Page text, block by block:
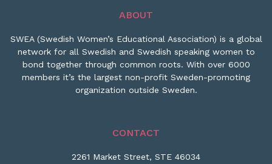
ABOUT
SWEA (Swedish Women’s Educational Association) is a global
network for all Swedish and Swedish speaking women to
bond together through common roots. With over 6000
members it’s the largest non-profit Sweden-promoting
organization outside Sweden.
CONTACT
2261 Market Street, STE 46034